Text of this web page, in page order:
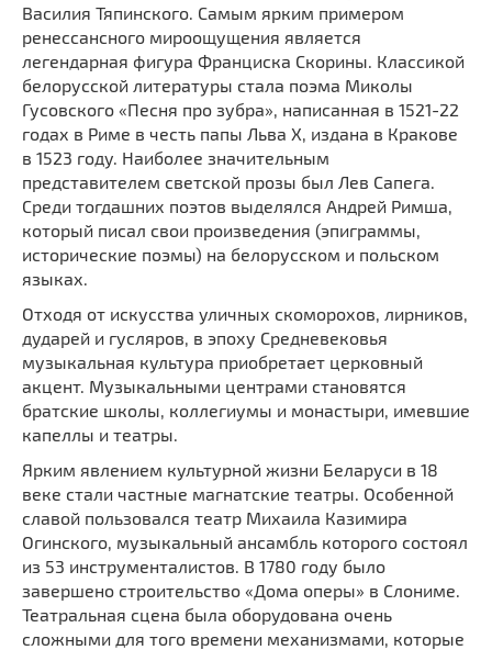
Василия Тяпинского. Самым ярким примером
ренессансного мироощущения является
легендарная фигура Франциска Скорины. Классикой
белорусской литературы стала поэма Миколы
Гусовского «Песня про зубра», написанная в 1521-22
годах в Риме в честь папы Льва Х, издана в Кракове
в 1523 году. Наиболее значительным
представителем светской прозы был Лев Сапега.
Среди тогдашних поэтов выделялся Андрей Римша,
который писал свои произведения (эпиграммы,
исторические поэмы) на белорусском и польском
языках.
Отходя от искусства уличных скоморохов, лирников,
дударей и гусляров, в эпоху Средневековья
музыкальная культура приобретает церковный
акцент. Музыкальными центрами становятся
братские школы, коллегиумы и монастыри, имевшие
капеллы и театры.
Ярким явлением культурной жизни Беларуси в 18
веке стали частные магнатские театры. Особенной
славой пользовался театр Михаила Казимира
Огинского, музыкальный ансамбль которого состоял
из 53 инструменталистов. В 1780 году было
завершено строительство «Дома оперы» в Слониме.
Театральная сцена была оборудована очень
сложными для того времени механизмами, которые